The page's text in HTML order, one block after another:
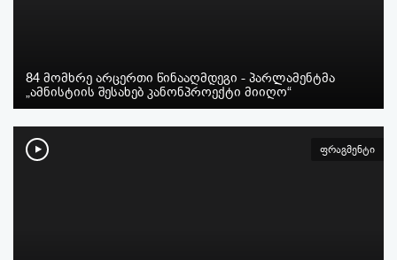
84 მომხრე არცერთი წინააღმდეგი - პარლამენტმა
„ამნისტიის შესახებ კანონპროექტი მიიღო“
ფრაგმენტი